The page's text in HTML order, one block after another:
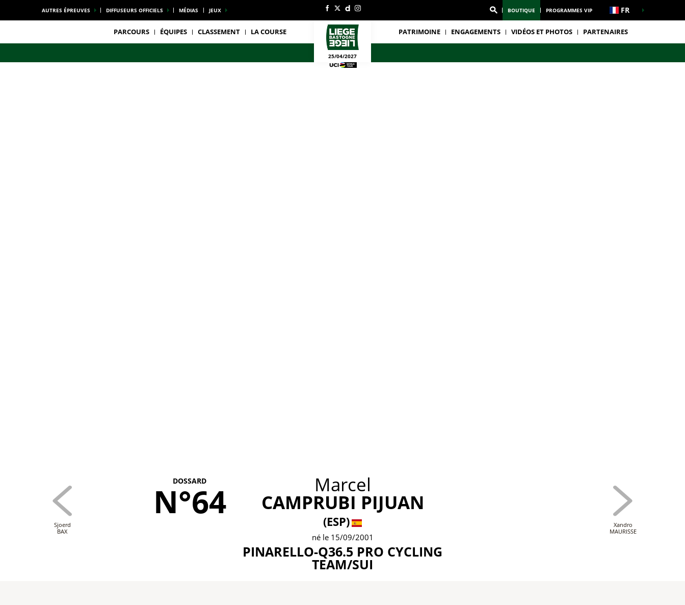
AUTRES ÉPREUVES DIFFUSEURS OFFICIELS MÉDIAS JEUX BOUTIQUE PROGRAMMES VIP FR
PARCOURS ÉQUIPES CLASSEMENT LA COURSE
25/04/2027
PATRIMOINE ENGAGEMENTS VIDÉOS ET PHOTOS PARTENAIRES
DOSSARD
N°64 Marcel
CAMPRUBI PIJUAN
(ESP)
né le 15/09/2001
PINARELLO-Q36.5 PRO CYCLING
TEAM/SUI
Sjoerd
BAX
Xandro
MAURISSE